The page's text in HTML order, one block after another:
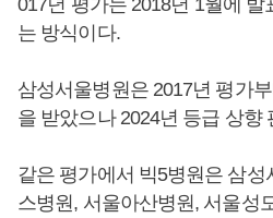
017년 평가는 2018년 1월에 발
는 방식이다.
삼성서울병원은 2017년 평가
을 받았으나 2024년 등급 상향
같은 평가에서 빅5병원은 삼
스병원, 서울아산병원, 서울성